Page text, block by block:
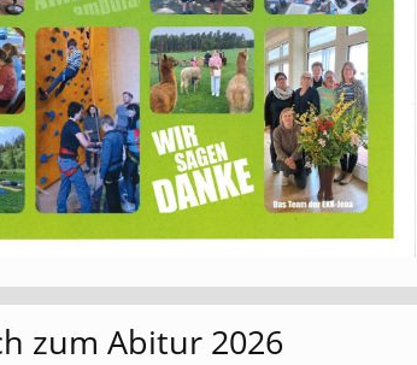
zum Abitur 2026